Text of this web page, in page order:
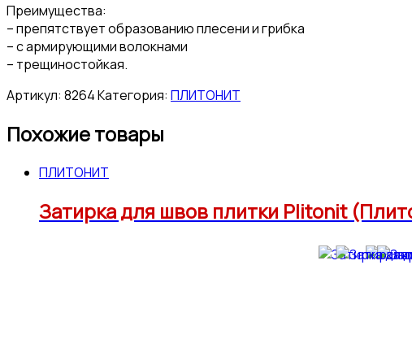
Преимущества:
– препятствует образованию плесени и грибка
– с армирующими волокнами
– трещиностойкая.
Артикул: 8264Категория: ПЛИТОНИТ
Похожие товары
ПЛИТОНИТ
Затирка для швов плитки Plitonit